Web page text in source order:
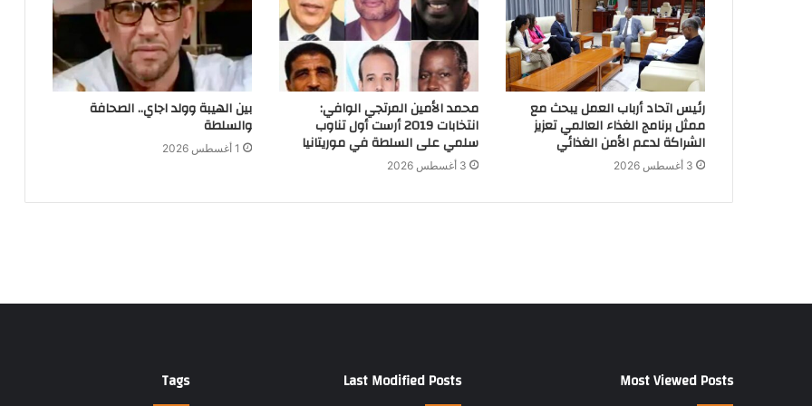
رئيس اتحاد أرباب العمل يبحث مع
ممثل برنامج الغذاء العالمي تعزيز
الشراكة لدعم الأمن الغذائي
3 أغسطس 2026
محمد الأمين المرتجي الوافي:
انتخابات 2019 أرست أول تناوب
سلمي على السلطة في موريتانيا
3 أغسطس 2026
بين الهيبة وولد اجاي.. الصحافة
والسلطة
1 أغسطس 2026
Most Viewed Posts
Last Modified Posts
Tags